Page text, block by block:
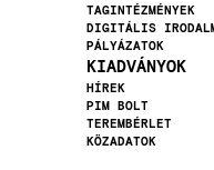
TAGINTÉZMÉNYEK
DIGITÁLIS
PÁLYÁZATOK
KIADVÁNYOK
HÍREK
PIM BOLT
TEREMBÉRLET
KÖZADATOK